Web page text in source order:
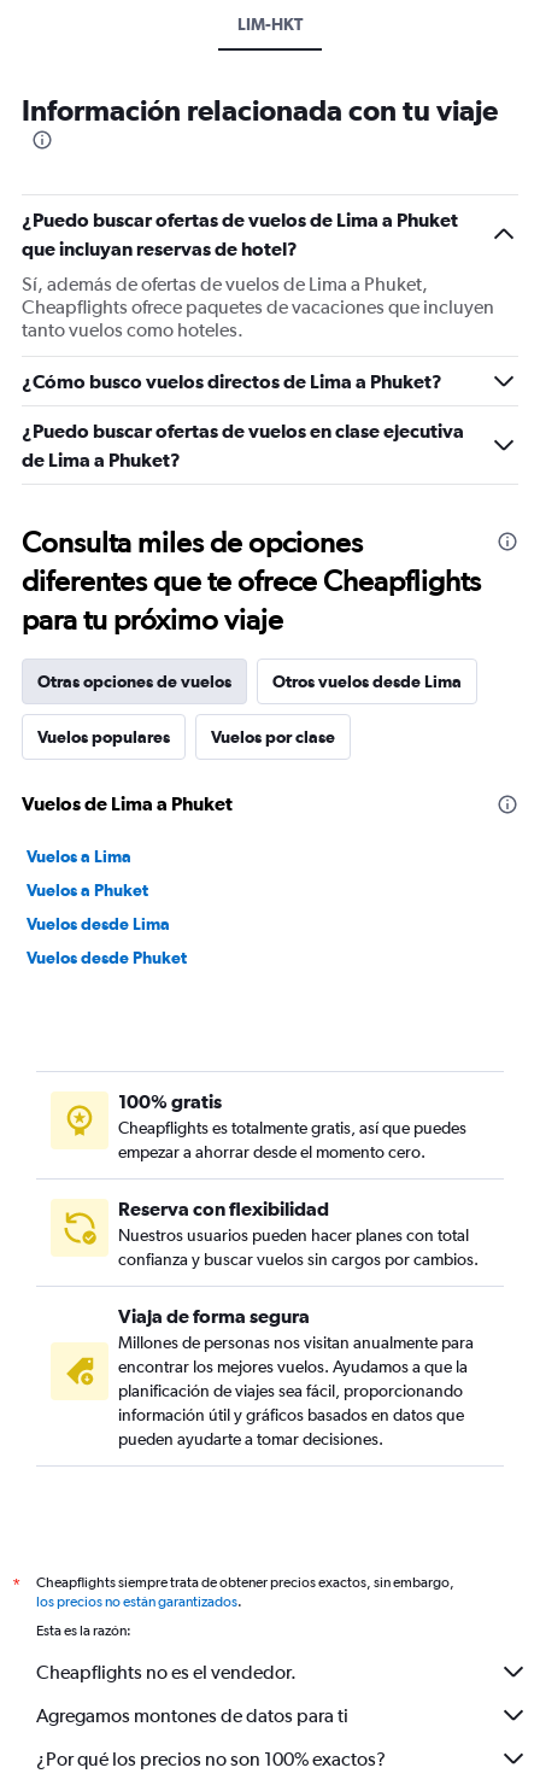
LIM-HKT
Información relacionada con tu viaje
¿Puedo buscar ofertas de vuelos de Lima a Phuket
que incluyan reservas de hotel?
Sí, además de ofertas de vuelos de Lima a Phuket,
Cheapflights ofrece paquetes de vacaciones que incluyen
tanto vuelos como hoteles.
¿Cómo busco vuelos directos de Lima a Phuket?
¿Puedo buscar ofertas de vuelos en clase ejecutiva
de Lima a Phuket?
Consulta miles de opciones
diferentes que te ofrece Cheapflights
para tu próximo viaje
Otras opciones de vuelos Otros vuelos desde Lima
Vuelos populares Vuelos por clase
Vuelos de Lima a Phuket
Vuelos a Lima
Vuelos a Phuket
Vuelos desde Lima
Vuelos desde Phuket
100% gratis
Cheapflights es totalmente gratis, así que puedes
empezar a ahorrar desde el momento cero.
Reserva con flexibilidad
Nuestros usuarios pueden hacer planes con total
confianza y buscar vuelos sin cargos por cambios.
Viaja de forma segura
Millones de personas nos visitan anualmente para
encontrar los mejores vuelos. Ayudamos a que la
planificación de viajes sea fácil, proporcionando
información útil y gráficos basados en datos que
pueden ayudarte a tomar decisiones.
*
Cheapflights siempre trata de obtener precios exactos, sin embargo,
los precios no están garantizados.
Esta es la razón:
Cheapflights no es el vendedor.
Agregamos montones de datos para ti
¿Por qué los precios no son 100% exactos?